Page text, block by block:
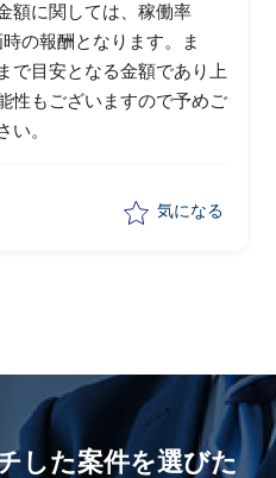
額に関しては、稼働率
の報酬となります。ま
で目安となる金額であり上
性もございますので予めご
い。
気になる
した案件を選びた